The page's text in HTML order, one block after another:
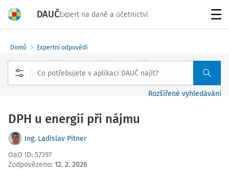
DAUČExpert na daně a účetnictví
Domů Expertní odpovědi
Rozšířené vyhledávání
DPH u energií při nájmu
Ing. Ladislav Pitner
OaO ID: 57397
Zodpovězeno: 12. 2. 2026